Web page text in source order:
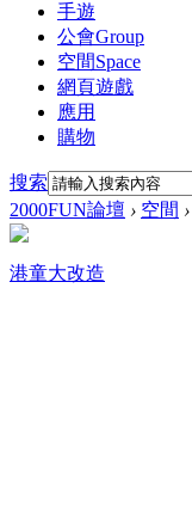
手遊
公會Group
空間Space
網頁遊戲
應用
購物
搜索
2000FUN論壇 › 空間 ›
港童大改造